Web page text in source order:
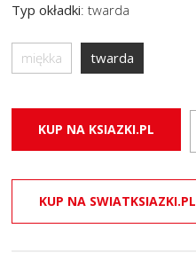
Typ okładki: twarda
miękka twarda
KUP NA KSIAZKI.PL
KUP NA SWIATKSIAZKI.PL